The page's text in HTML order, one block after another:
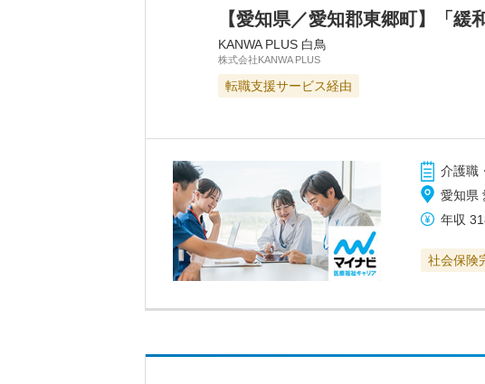
【愛知県／愛知郡東郷町】「緩
KANWA PLUS 白鳥
株式会社KANWA PLUS
転職支援サービス経由
介護職
愛知県
年収
社会保険